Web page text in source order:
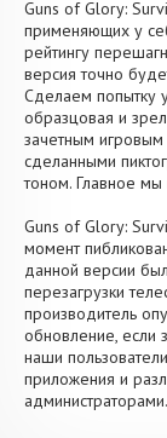
Guns of Glory:
применяющих у
рейтингу
версия точно
Сделаем попытку
образцовая и
зачетным игровым
сделанными
тоном. Главное
Guns of Glory:
момент
данной версии
перезагрузки
производитель
обновление, если
наши
приложения и
администраторами.